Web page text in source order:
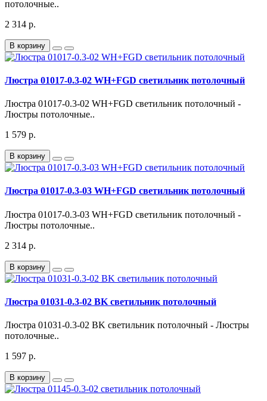
потолочные..
2 314 р.
В корзину
Люстра 01017-0.3-02 WH+FGD светильник потолочный
Люстра 01017-0.3-02 WH+FGD светильник потолочный -
Люстры потолочные..
1 579 р.
В корзину
Люстра 01017-0.3-03 WH+FGD светильник потолочный
Люстра 01017-0.3-03 WH+FGD светильник потолочный -
Люстры потолочные..
2 314 р.
В корзину
Люстра 01031-0.3-02 BK светильник потолочный
Люстра 01031-0.3-02 BK светильник потолочный - Люстры
потолочные..
1 597 р.
В корзину